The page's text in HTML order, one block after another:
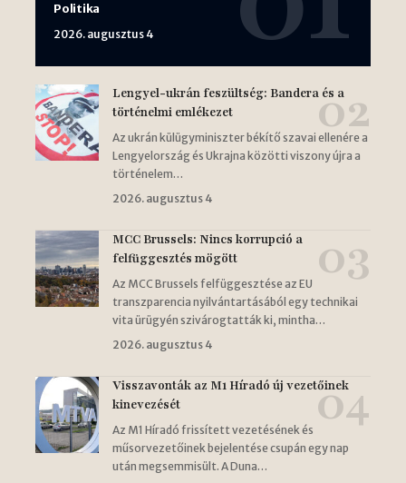
Politika
2026. augusztus 4
Lengyel-ukrán feszültség: Bandera és a
történelmi emlékezet
Az ukrán külügyminiszter békítő szavai ellenére a
Lengyelország és Ukrajna közötti viszony újra a
történelem…
2026. augusztus 4
MCC Brussels: Nincs korrupció a
felfüggesztés mögött
Az MCC Brussels felfüggesztése az EU
transzparencia nyilvántartásából egy technikai
vita ürügyén szivárogtatták ki, mintha…
2026. augusztus 4
Visszavonták az M1 Híradó új vezetőinek
kinevezését
Az M1 Híradó frissített vezetésének és
műsorvezetőinek bejelentése csupán egy nap
után megsemmisült. A Duna…